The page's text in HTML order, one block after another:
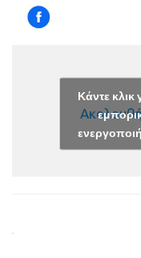
Κάντε κλικ